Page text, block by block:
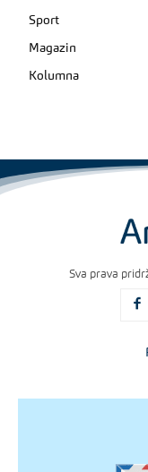
Sport
Magazin
Kolumna
Sva prava